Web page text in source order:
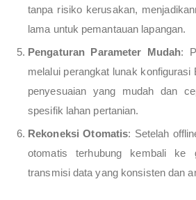
tanpa risiko kerusakan,
lama untuk pemantauan lapangan.
Pengaturan Parameter Mudah:
melalui perangkat lunak
penyesuaian yang mudah dan
spesifik lahan pertanian.
Rekoneksi Otomatis: Setelah
otomatis terhubung kembali ke
transmisi data yang konsisten dan